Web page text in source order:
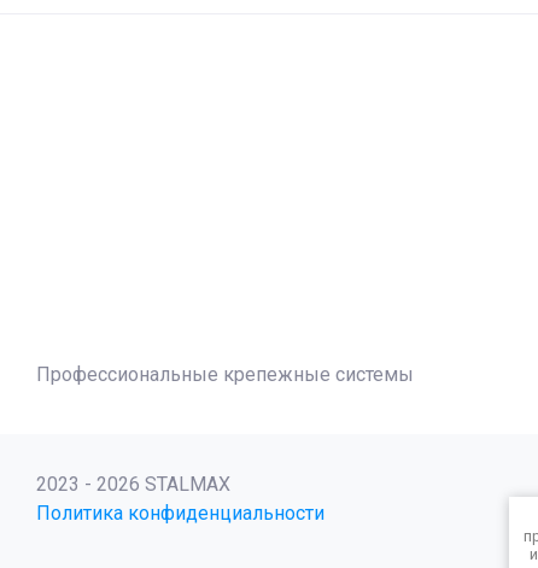
Профессиональные крепежные системы
2023 - 2026 STALMAX
Политика конфиденциальности